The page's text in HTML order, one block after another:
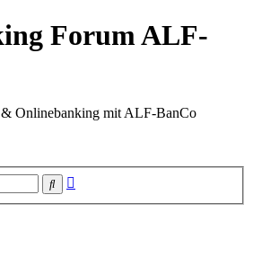
Forum ALF-
Onlinebanking mit ALF-BanCo
Suche